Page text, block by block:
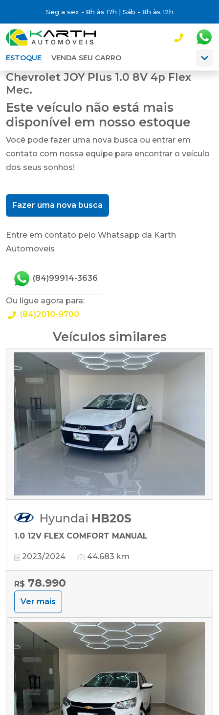
Seg a sex - 8h às 17h | Sáb - 8h às 12h
ESTOQUE VENDA SEU CARRO
Chevrolet JOY Plus 1.0 8V 4p Flex
Mec.
Este veículo não está mais
disponível em nosso estoque
Você pode fazer uma nova busca ou entrar em
contato com nossa equipe para encontrar o veículo
dos seus sonhos!
Fazer uma nova busca
Entre em contato pelo Whatsapp da Karth
Automoveis
(84)99914-3636
Ou ligue agora para:
(84)2010-9700
Veículos similares
Hyundai HB20S
1.0 12V FLEX COMFORT MANUAL
2023/2024 44.683 km
R$ 78.990
Ver mais